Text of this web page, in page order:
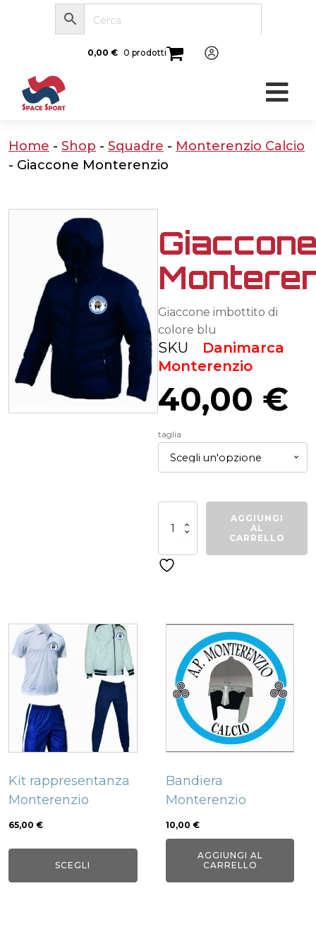
0,00 € 0 prodotti
Home - Shop - Squadre - Monterenzio Calcio
- Giaccone Monterenzio
Giaccone imbottito di
colore blu
SKU Danimarca
Monterenzio
40,00 €
taglia
Monterenzio
quantità
AGGIUNGI
AL
CARRELLO
Kit rappresentanza
Monterenzio
65,00 €
SCEGLI
Questo
prodotto
più
varianti.
Le
opzioni
essere
scelte
nella
prodotto
Bandiera
Monterenzio
10,00 €
AGGIUNGI AL
CARRELLO